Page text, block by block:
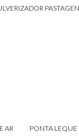
AR PONTA